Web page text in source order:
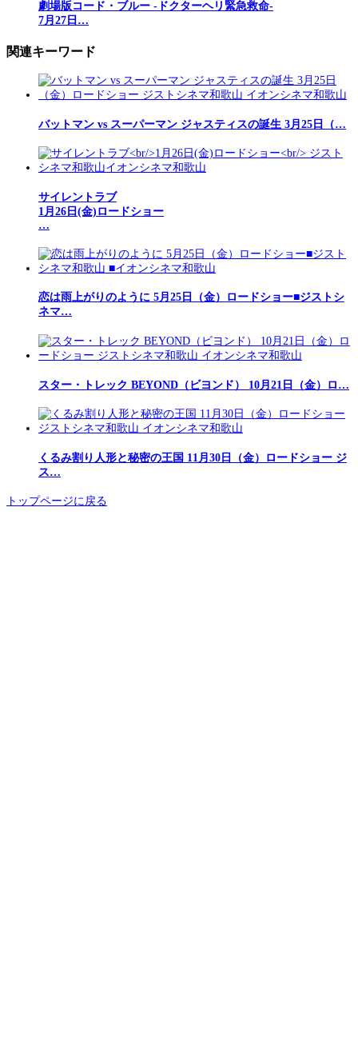
劇場版コード・ブルー -ドクターヘリ緊急救命-
7月27日…
関連キーワード
バットマン vs スーパーマン ジャスティスの誕生 3月25日（…
サイレントラブ
1月26日(金)ロードショー
…
恋は雨上がりのように 5月25日（金）ロードショー■ジストシ
ネマ…
スター・トレック BEYOND（ビヨンド） 10月21日（金）ロ…
くるみ割り人形と秘密の王国 11月30日（金）ロードショー ジ
ス…
トップページに戻る